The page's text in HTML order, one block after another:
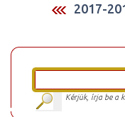
2017-
Kérjük, írja be a